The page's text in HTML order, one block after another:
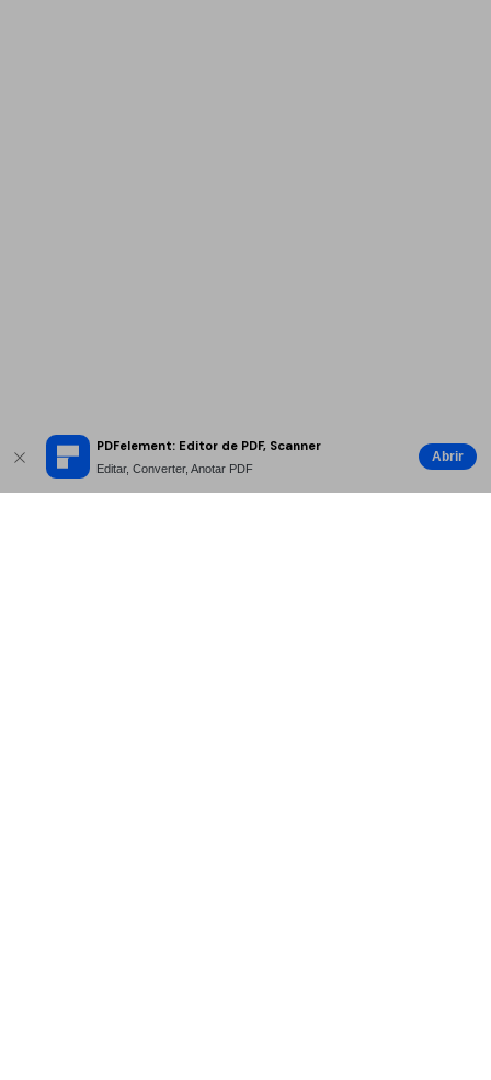
PDFelement: Editor de PDF, Scanner
Editar, Converter, Anotar PDF
Abrir